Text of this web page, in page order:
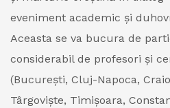
eveniment academic și
Aceasta se va bucura de
considerabil de profesori și
(București, Cluj-Napoca,
Târgoviște, Timișoara,